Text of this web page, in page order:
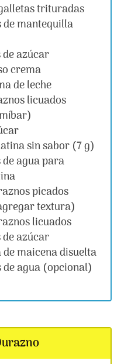
trituradas
de mantequilla
azúcar
crema
de leche
licuados
sin sabor (7 g)
agua para
picados
textura)
licuados
azúcar
de maicena disuelta
agua (opcional)